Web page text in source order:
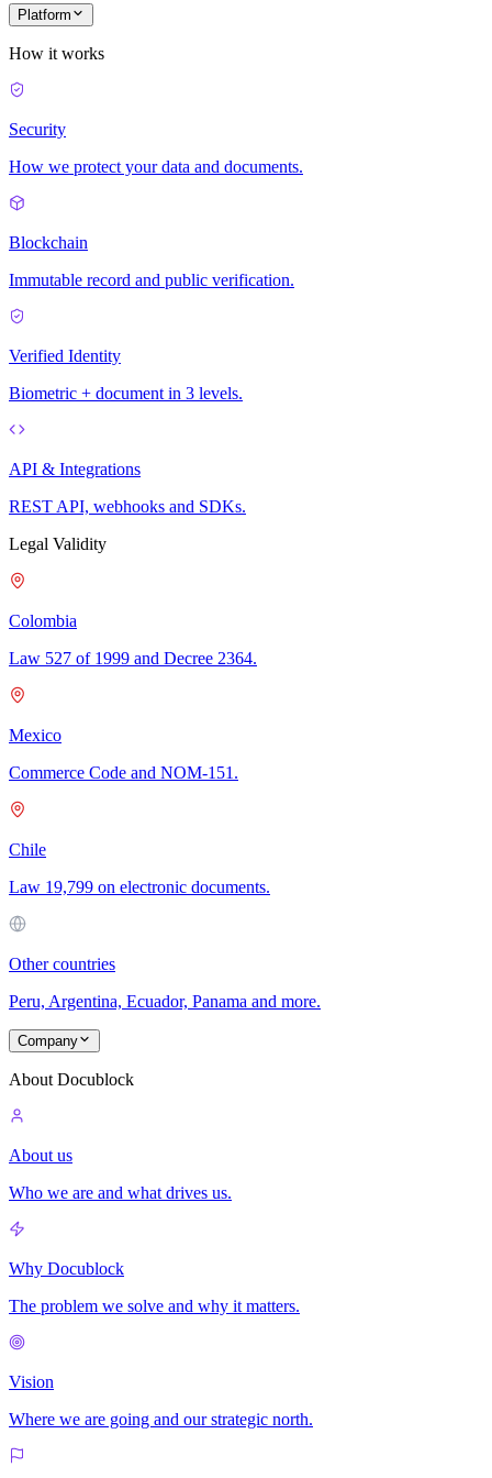
Platform
How it works
Security
How we protect your data and documents.
Blockchain
Immutable record and public verification.
Verified Identity
Biometric + document in 3 levels.
API & Integrations
REST API, webhooks and SDKs.
Legal Validity
Colombia
Law 527 of 1999 and Decree 2364.
Mexico
Commerce Code and NOM-151.
Chile
Law 19,799 on electronic documents.
Other countries
Peru, Argentina, Ecuador, Panama and more.
Company
About Docublock
About us
Who we are and what drives us.
Why Docublock
The problem we solve and why it matters.
Vision
Where we are going and our strategic north.